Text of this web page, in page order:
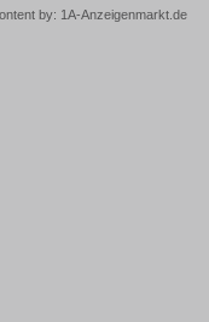
by: 1A-Anzeigenmarkt.de